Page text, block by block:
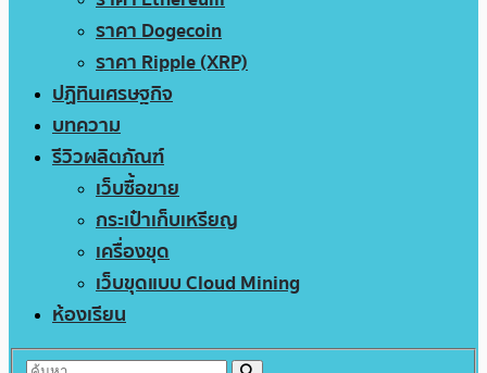
ราคา Dogecoin
ราคา Ripple (XRP)
ปฏิทินเศรษฐกิจ
บทความ
รีวิวผลิตภัณฑ์
เว็บซื้อขาย
กระเป๋าเก็บเหรียญ
เครื่องขุด
เว็บขุดแบบ Cloud Mining
ห้องเรียน